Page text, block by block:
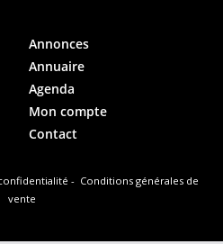
Annonces
Annuaire
Agenda
Mon compte
Contact
- Conditions générales de
vente